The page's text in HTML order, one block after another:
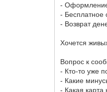
- Оформление
- Бесплатное
- Возврат
Хочется
Вопрос к
- Кто-то уже
- Какие
- Какая